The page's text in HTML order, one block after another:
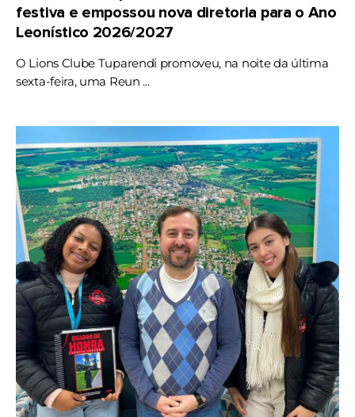
festiva e empossou nova diretoria para o Ano
Leonístico 2026/2027
O Lions Clube Tuparendi promoveu, na noite da última
sexta-feira, uma Reun ...